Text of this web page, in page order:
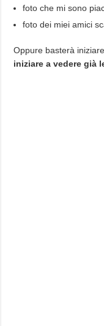
foto che mi sono
foto dei miei amici
Oppure basterà
iniziare a vedere già